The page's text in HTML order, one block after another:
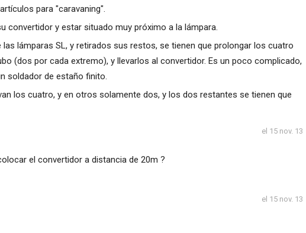
para "caravaning".
convertidor y estar situado muy próximo a la lámpara.
lámparas SL, y retirados sus restos, se tienen que prolongar los cuatro
(dos por cada extremo), y llevarlos al convertidor. Es un poco complicado,
soldador de estaño finito.
los cuatro, y en otros solamente dos, y los dos restantes se tienen que
el 15 nov. 13
el convertidor a distancia de 20m ?
el 15 nov. 13